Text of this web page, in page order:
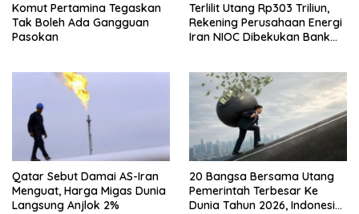
Komut Pertamina Tegaskan
Tak Boleh Ada Gangguan
Pasokan
Terlilit Utang Rp303 Triliun,
Rekening Perusahaan Energi
Iran NIOC Dibekukan Bank
Qatar Sebut Damai AS-Iran
Menguat, Harga Migas Dunia
Langsung Anjlok 2%
20 Bangsa Bersama Utang
Pemerintah Terbesar Ke
Dunia Tahun 2026, Indonesia